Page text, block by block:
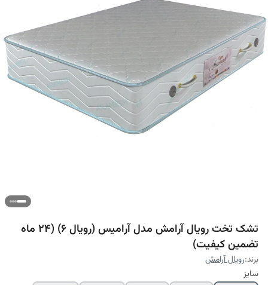
تشک تخت رویال آرامش مدل آرامیس (رویال 6) (24 ماه
تضمین کیفیت)
برند:رویال آرامش
سایز